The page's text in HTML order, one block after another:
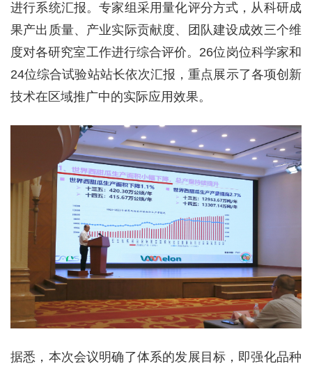
进行系统汇报。专家组采用量化评分方式，从科研成
果产出质量、产业实际贡献度、团队建设成效三个维
度对各研究室工作进行综合评价。26位岗位科学家和
24位综合试验站站长依次汇报，重点展示了各项创新
技术在区域推广中的实际应用效果。
据悉，本次会议明确了体系的发展目标，即强化品种